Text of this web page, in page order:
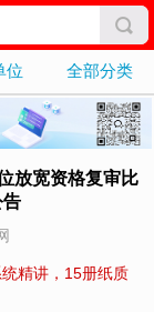
位 全部分类
放宽资格复审比
告
精讲，15册纸质